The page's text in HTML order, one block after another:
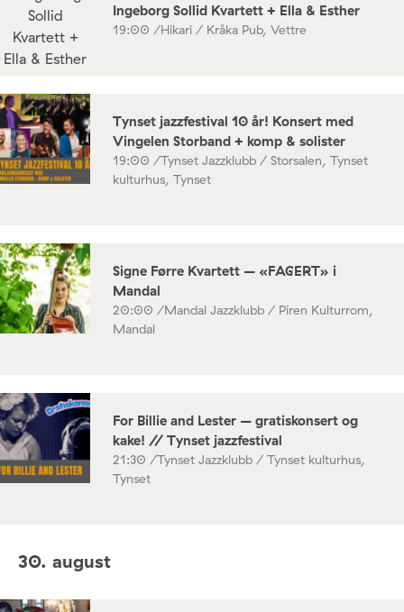
Ingeborg Sollid Kvartett + Ella & Esther
19:00 /Hikari / Kråka Pub, Vettre
Tynset jazzfestival 10 år! Konsert med
Vingelen Storband + komp & solister
19:00 /Tynset Jazzklubb / Storsalen, Tynset
kulturhus, Tynset
Signe Førre Kvartett – «FAGERT» i
Mandal
20:00 /Mandal Jazzklubb / Piren Kulturrom,
Mandal
For Billie and Lester – gratiskonsert og
kake! // Tynset jazzfestival
21:30 /Tynset Jazzklubb / Tynset kulturhus,
Tynset
30. august